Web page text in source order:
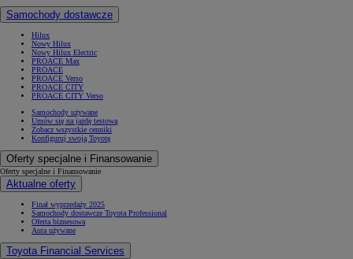
Samochody dostawcze
Hilux
Nowy Hilux
Nowy Hilux Electric
PROACE Max
PROACE
PROACE Verso
PROACE CITY
PROACE CITY Verso
Samochody używane
Umów się na jazdę testową
Zobacz wszystkie cenniki
Konfiguruj swoją Toyotę
Oferty specjalne i Finansowanie
Oferty specjalne i Finansowanie
Aktualne oferty
Finał wyprzedaży 2025
Samochody dostawcze Toyota Professional
Oferta biznesowa
Auta używane
Toyota Financial Services